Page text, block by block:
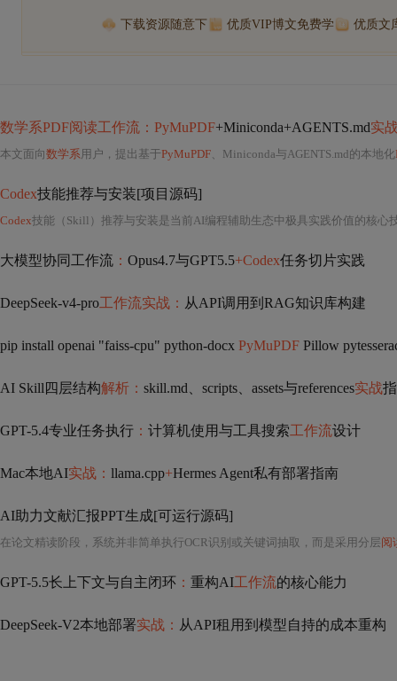
下载资源随意下 优质VIP博文免费学 优质文
数学系PDF阅读工作流：PyMuPDF+Miniconda+AGENTS.md实
本文面向数学系用户，提出基于PyMuPDF、Miniconda与AGENTS.md的本地化
Codex技能推荐与安装[项目源码]
Codex技能（Skill）推荐与安装是当前AI编程辅助生态中极具实践价值的核心
大模型协同工作流 ： Opus4.7与GPT5.5+Codex任务切片实践
DeepSeek-v4-pro工作流实战： 从API调用到RAG知识库构建
pip install openai "faiss-cpu" python-docx PyMuPDF Pillow pytesseract
AI Skill四层结构解析： skill.md、scripts、assets与references实战
GPT-5.4专业任务执行 ： 计算机使用与工具搜索工作流设计
Mac本地AI实战： llama.cpp+Hermes Agent私有部署指南
AI助力文献汇报PPT生成[可运行源码]
在论文精读阶段，系统并非简单执行OCR识别或关键词抽取，而是采用分层阅
GPT-5.5长上下文与自主闭环 ： 重构AI工作流的核心能力
DeepSeek-V2本地部署实战： 从API租用到模型自持的成本重构